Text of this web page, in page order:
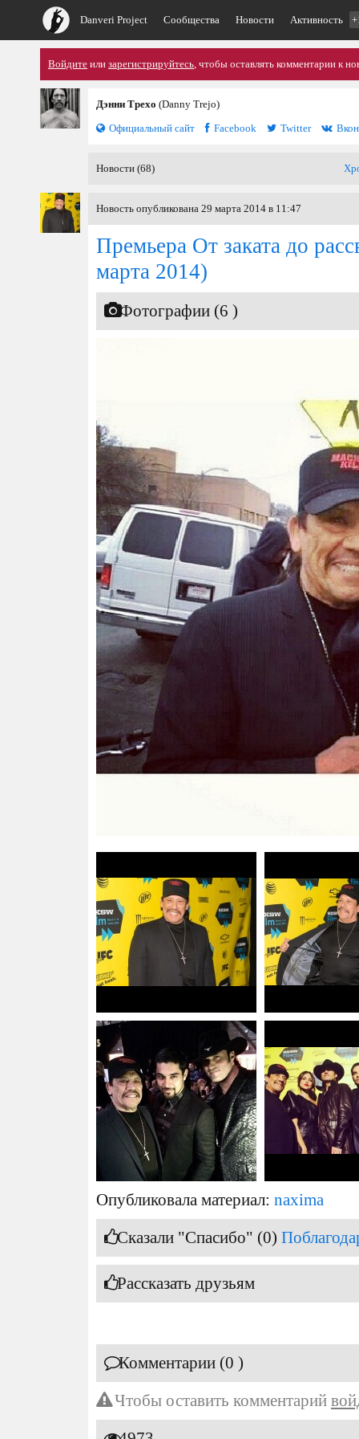
Danveri Project Сообщества Новости Активность
Войдите или зарегистрируйтесь, чтобы оставлять комментарии к
Дэнни Трехо (Danny Trejo)
Официальный сайт
Facebook Twitter
Новости (68)
Новость опубликована 29 марта 2014 в 11:47
Премьера От заката до
марта 2014)
Фотографии (6 )
Опубликовала материал: naxima
Сказали "Спасибо" (0)
Рассказать друзьям
Комментарии (0 )
Чтобы оставить комментарий